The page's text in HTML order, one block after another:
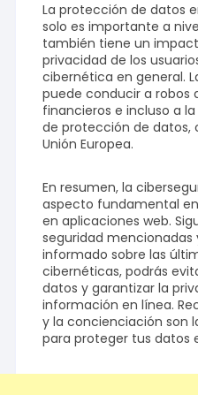
La protección de datos
solo es importante a
también tiene un
privacidad de los
cibernética en general.
puede conducir a robos
financieros e incluso a
de protección de datos,
Unión Europea.
En resumen, la
aspecto fundamental
en aplicaciones web.
seguridad
informado sobre las
cibernéticas, podrás
datos y garantizar la
información en línea.
y la concienciación son
para proteger tus datos